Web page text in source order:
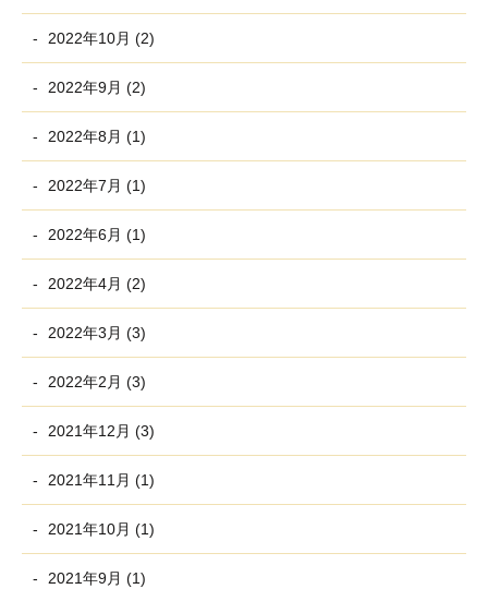
2022年10月 (2)
2022年9月 (2)
2022年8月 (1)
2022年7月 (1)
2022年6月 (1)
2022年4月 (2)
2022年3月 (3)
2022年2月 (3)
2021年12月 (3)
2021年11月 (1)
2021年10月 (1)
2021年9月 (1)